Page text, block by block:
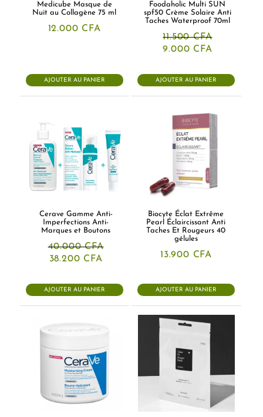
Medicube Masque de
Nuit au Collagène 75 ml
12.000 CFA
AJOUTER AU PANIER
Foodaholic Multi SUN
spf50 Crème Solaire Anti
Taches Waterproof 70ml
11.500CFA
Le
était :
11.500 CFA.
9.000 CFA
est :
9.000 CFA.
AJOUTER AU PANIER
Cerave Gamme Anti-
Imperfections Anti-
Marques et Boutons
40.000CFA
Le
était :
40.000 CFA.
38.200 CFA
est :
38.200 CFA.
AJOUTER AU PANIER
Biocyte Éclat Extrême
Pearl Éclaircissant Anti
Taches Et Rougeurs 40
gélules
13.900 CFA
AJOUTER AU PANIER